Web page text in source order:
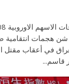
هجمات انتقامية
في أعقاب مقتل
قاسم...